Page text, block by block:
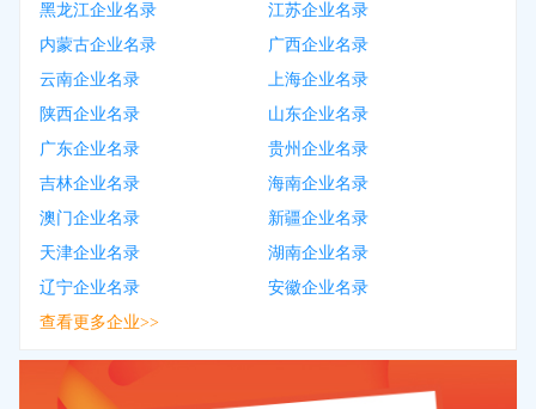
黑龙江企业名录
江苏企业名录
内蒙古企业名录
广西企业名录
云南企业名录
上海企业名录
陕西企业名录
山东企业名录
广东企业名录
贵州企业名录
吉林企业名录
海南企业名录
澳门企业名录
新疆企业名录
天津企业名录
湖南企业名录
辽宁企业名录
安徽企业名录
查看更多企业>>